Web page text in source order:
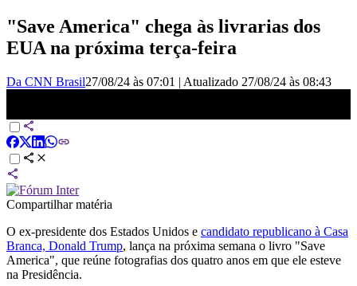
"Save America" chega às livrarias dos
EUA na próxima terça-feira
Da CNN Brasil27/08/24 às 07:01 | Atualizado 27/08/24 às 08:43
Compartilhar matéria
O ex-presidente dos Estados Unidos e candidato republicano à Casa
Branca, Donald Trump, lança na próxima semana o livro "Save
America", que reúne fotografias dos quatro anos em que ele esteve
na Presidência.